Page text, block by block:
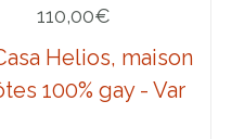
110,00€
Helios, maison
100% gay - Var